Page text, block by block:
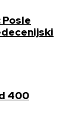
400